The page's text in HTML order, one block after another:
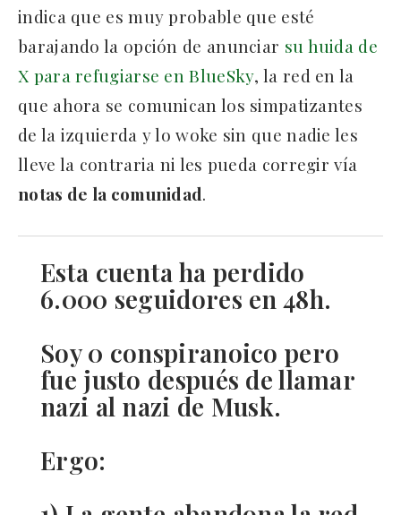
indica que es muy probable que esté
barajando la opción de anunciar su huida de
X para refugiarse en BlueSky, la red en la
que ahora se comunican los simpatizantes
de la izquierda y lo woke sin que nadie les
lleve la contraria ni les pueda corregir vía
notas de la comunidad.
Esta cuenta ha perdido
6.000 seguidores en 48h.
Soy 0 conspiranoico pero
fue justo después de llamar
nazi al nazi de Musk.
Ergo: